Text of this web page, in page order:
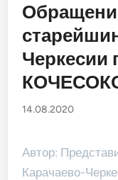
Черкесии
14.08.2020
Автор:
Карачаево-